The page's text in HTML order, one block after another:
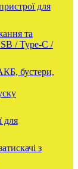
для
та
/ Type-C /
бустери,
для
з